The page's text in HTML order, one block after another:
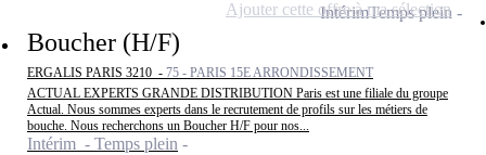
Boucher (H/F)
ERGALIS PARIS 3210 - 75 - PARIS 15E ARRONDISSEMENT
ACTUAL EXPERTS GRANDE DISTRIBUTION Paris est une filiale du groupe
Actual. Nous sommes experts dans le recrutement de profils sur les métiers de
bouche. Nous recherchons un Boucher H/F pour nos...
Intérim - Temps plein
IntérimTemps plein
Ajouter cette offre à ma sélection